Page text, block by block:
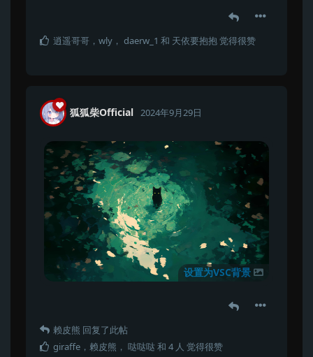
逍遥哥哥 ， wly ， daerw_1 和 天依要抱抱觉得很赞
狐狐柴Official 2024年9月29日
设置为VSC背景
赖皮熊 回复了此帖
giraffe ， 赖皮熊 ， 哒哒哒和 4 人 觉得很赞